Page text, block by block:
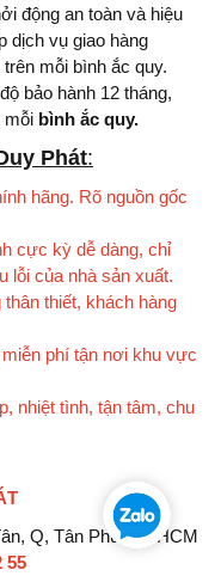
động an toàn và hiệu
dịch vụ giao hàng
mỗi bình ắc quy.
bảo hành 12 tháng,
mỗi bình ắc quy.
Phát:
hãng. Rõ nguồn gốc
cực kỳ dễ dàng, chỉ
lỗi của nhà sản xuất.
thiết, khách hàng
phí tận nơi khu vực
nhiệt tình, tận tâm, chu
Q, Tân Phú, TP HCM
55